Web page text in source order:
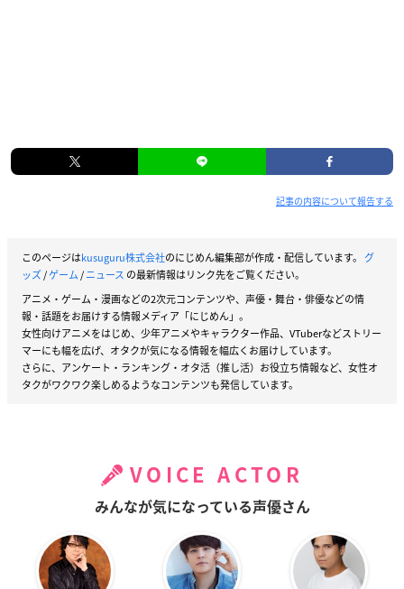
記事の内容について報告する
このページはkusuguru株式会社のにじめん編集部が作成・配信しています。 グ
ッズ/ゲーム/ニュース の最新情報はリンク先をご覧ください。
アニメ・ゲーム・漫画などの2次元コンテンツや、声優・舞台・俳優などの情
報・話題をお届けする情報メディア「にじめん」。
女性向けアニメをはじめ、少年アニメやキャラクター作品、VTuberなどストリー
マーにも幅を広げ、オタクが気になる情報を幅広くお届けしています。
さらに、アンケート・ランキング・オタ活（推し活）お役立ち情報など、女性オ
タクがワクワク楽しめるようなコンテンツも発信しています。
VOICE ACTOR
みんなが気になっている声優さん